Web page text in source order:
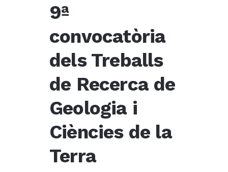
9ª
convocatòria
dels Treballs
de Recerca de
Geologia i
Ciències de la
Terra